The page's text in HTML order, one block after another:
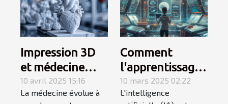
Impression 3D
et médecine
personnalisée
comment
10 avril 2025 15:16
La médecine évolue à
Comment
l'apprentissage
de l'IA en 4
semaines peut
10 mars 2025 02:22
L'intelligence